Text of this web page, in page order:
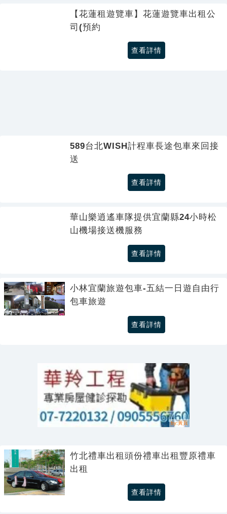
【花蓮租遊覽車】花蓮遊覽車出租公
司(預約
查看詳情
589台北WISH計程車長途包車來回接
送
查看詳情
華山樂逍遙車隊提供宜蘭縣24小時松
山機場接送機服務
查看詳情
小林宜蘭旅遊包車-五結一日遊自由行
包車旅遊
查看詳情
竹北禮車出租頭份禮車出租豐原禮車
出租
查看詳情